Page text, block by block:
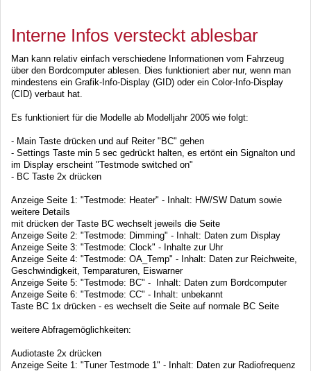
Interne Infos versteckt ablesbar
Man kann relativ einfach verschiedene Informationen vom Fahrzeug
über den Bordcomputer ablesen. Dies funktioniert aber nur, wenn man
mindestens ein Grafik-Info-Display (GID) oder ein Color-Info-Display
(CID) verbaut hat.
Es funktioniert für die Modelle ab Modelljahr 2005 wie folgt:
- Main Taste drücken und auf Reiter "BC" gehen
- Settings Taste min 5 sec gedrückt halten, es ertönt ein Signalton und
im Display erscheint "Testmode switched on"
- BC Taste 2x drücken
Anzeige Seite 1: "Testmode: Heater" - Inhalt: HW/SW Datum sowie
weitere Details
mit drücken der Taste BC wechselt jeweils die Seite
Anzeige Seite 2: "Testmode: Dimming" - Inhalt: Daten zum Display
Anzeige Seite 3: "Testmode: Clock" - Inhalte zur Uhr
Anzeige Seite 4: "Testmode: OA_Temp" - Inhalt: Daten zur Reichweite,
Geschwindigkeit, Temparaturen, Eiswarner
Anzeige Seite 5: "Testmode: BC" - Inhalt: Daten zum Bordcomputer
Anzeige Seite 6: "Testmode: CC" - Inhalt: unbekannt
Taste BC 1x drücken - es wechselt die Seite auf normale BC Seite
weitere Abfragemöglichkeiten:
Audiotaste 2x drücken
Anzeige Seite 1: "Tuner Testmode 1" - Inhalt: Daten zur Radiofrequenz